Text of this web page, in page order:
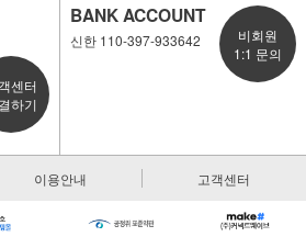
센터
하기
BANK ACCOUNT
신한 110-397-933642
비회원
1:1 문의
이용안내 고객센터